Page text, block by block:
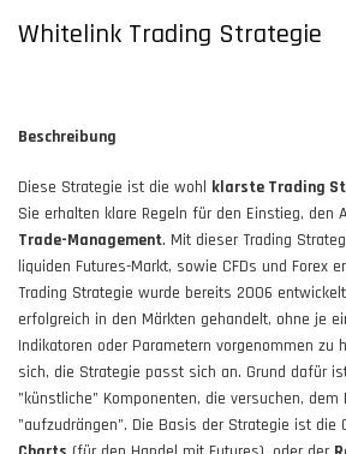
Whitelink Trading Strategie
Beschreibung
Diese Strategie ist die wohl klarste Trading
Sie erhalten klare Regeln für den Einstieg, den
Trade-Management. Mit dieser Trading
liquiden Futures-Markt, sowie CFDs und Forex
Trading Strategie wurde bereits 2006
erfolgreich in den Märkten gehandelt, ohne je
Indikatoren oder Parametern vorgenommen zu
sich, die Strategie passt sich an. Grund dafür
"künstliche" Komponenten, die versuchen, dem
"aufzudrängen". Die Basis der Strategie ist die